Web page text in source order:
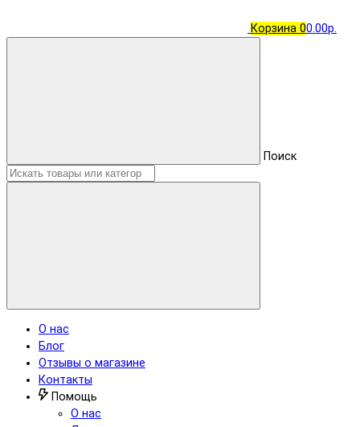
Корзина 00.00р.
Поиск
О нас
Блог
Отзывы о магазине
Контакты
Помощь
О нас